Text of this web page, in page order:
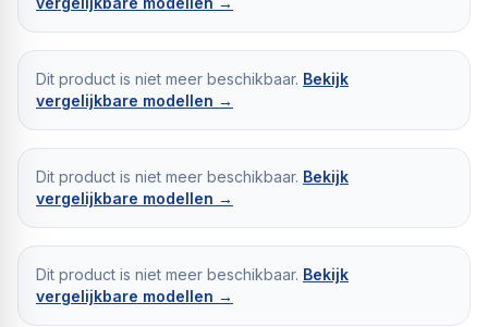
Dit product is niet meer beschikbaar. Bekijk
vergelijkbare modellen →
Dit product is niet meer beschikbaar. Bekijk
vergelijkbare modellen →
Dit product is niet meer beschikbaar. Bekijk
vergelijkbare modellen →